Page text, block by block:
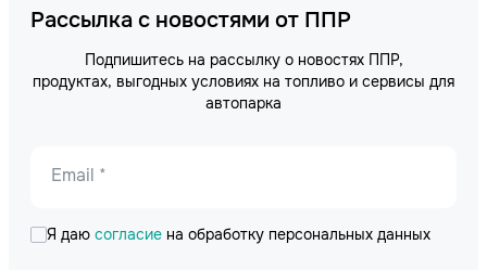
Рассылка с новостями от ППР
Подпишитесь на рассылку о новостях ППР,
продуктах, выгодных условиях на топливо и сервисы для
автопарка
Email *
Я даю согласие на обработку персональных данных